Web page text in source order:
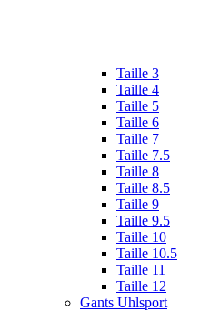
Taille 3
Taille 4
Taille 5
Taille 6
Taille 7
Taille 7.5
Taille 8
Taille 8.5
Taille 9
Taille 9.5
Taille 10
Taille 10.5
Taille 11
Taille 12
Gants Uhlsport